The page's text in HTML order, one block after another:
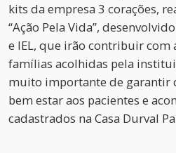
kits da empresa 3 corações,
“Ação Pela Vida”, desenvolvido
e IEL, que irão contribuir com
famílias acolhidas pela
muito importante de garantir
bem estar aos pacientes e
cadastrados na Casa Durval